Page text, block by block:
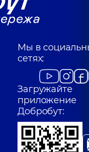
Мы в
сетях:
Загружайте
приложение
Добробут: